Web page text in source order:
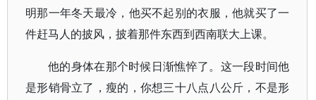
明那一年冬天最冷，他买不起别的衣服，他就买了一
件赶马人的披风，披着那件东西到西南联大上课。
他的身体在那个时候日渐憔悴了。这一段时间他
是形销骨立了，瘦的，你想三十八点八公斤，不是形